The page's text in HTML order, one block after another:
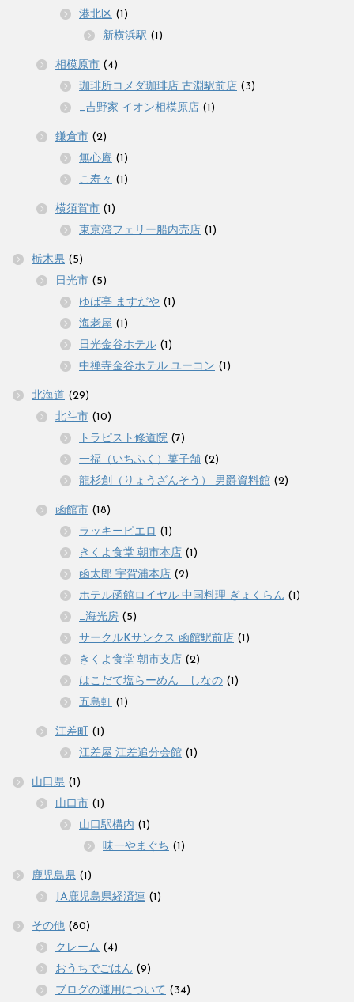
港北区 (1)
新横浜駅 (1)
相模原市 (4)
珈琲所コメダ珈琲店 古淵駅前店 (3)
_吉野家 イオン相模原店 (1)
鎌倉市 (2)
無心庵 (1)
こ寿々 (1)
横須賀市 (1)
東京湾フェリー船内売店 (1)
栃木県 (5)
日光市 (5)
ゆば亭 ますだや (1)
海老屋 (1)
日光金谷ホテル (1)
中禅寺金谷ホテル ユーコン (1)
北海道 (29)
北斗市 (10)
トラピスト修道院 (7)
一福（いちふく）菓子舗 (2)
龍杉創（りょうざんそう） 男爵資料館 (2)
函館市 (18)
ラッキーピエロ (1)
きくよ食堂 朝市本店 (1)
函太郎 宇賀浦本店 (2)
ホテル函館ロイヤル 中国料理 ぎょくらん (1)
_海光房 (5)
サークルKサンクス 函館駅前店 (1)
きくよ食堂 朝市支店 (2)
はこだて塩らーめん しなの (1)
五島軒 (1)
江差町
(1)
江差屋 江差追分会館 (1)
山口県 (1)
山口市 (1)
山口駅構内 (1)
味一やまぐち (1)
鹿児島県 (1)
JA鹿児島県経済連 (1)
その他 (80)
クレーム (4)
おうちでごはん (9)
ブログの運用について (34)